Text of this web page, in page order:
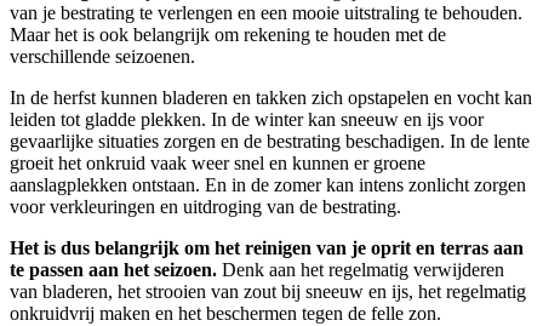
van je bestrating te verlengen en een mooie uitstraling te behouden.
Maar het is ook belangrijk om rekening te houden met de
verschillende seizoenen.
In de herfst kunnen bladeren en takken zich opstapelen en vocht kan
leiden tot gladde plekken. In de winter kan sneeuw en ijs voor
gevaarlijke situaties zorgen en de bestrating beschadigen. In de lente
groeit het onkruid vaak weer snel en kunnen er groene
aanslagplekken ontstaan. En in de zomer kan intens zonlicht zorgen
voor verkleuringen en uitdroging van de bestrating.
Het is dus belangrijk om het reinigen van je oprit en terras aan
te passen aan het seizoen. Denk aan het regelmatig verwijderen
van bladeren, het strooien van zout bij sneeuw en ijs, het regelmatig
onkruidvrij maken en het beschermen tegen de felle zon.